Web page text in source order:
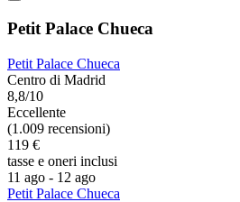
Petit Palace Chueca
Petit Palace Chueca
Centro di Madrid
8,8/10
Eccellente
(1.009 recensioni)
119 €
tasse e oneri inclusi
11 ago - 12 ago
Petit Palace Chueca